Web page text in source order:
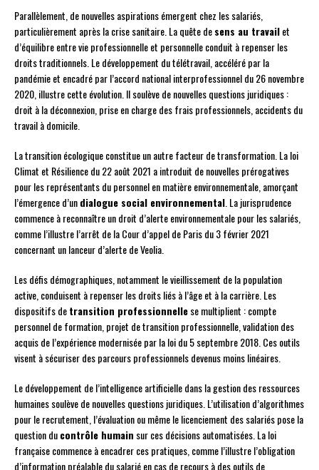
Parallèlement, de nouvelles aspirations émergent chez les salariés,
particulièrement après la crise sanitaire. La quête desens au travailet
d’équilibre entre vie professionnelle et personnelle conduit à repenser les
droits traditionnels. Le développement du télétravail, accéléré par la
pandémie et encadré par l’accord national interprofessionnel du 26 novembre
2020, illustre cette évolution. Il soulève de nouvelles questions juridiques :
droit à la déconnexion, prise en charge des frais professionnels, accidents du
travail à domicile.
La transition écologique constitue un autre facteur de transformation. La loi
Climat et Résilience du 22 août 2021 a introduit de nouvelles prérogatives
pour les représentants du personnel en matière environnementale, amorçant
l’émergence d’undialogue social environnemental . La jurisprudence
commence à reconnaître un droit d’alerte environnementale pour les salariés,
comme l’illustre l’arrêt de la Cour d’appel de Paris du 3 février 2021
concernant un lanceur d’alerte de Veolia.
Les défis démographiques, notamment le vieillissement de la population
active, conduisent à repenser les droits liés à l’âge et à la carrière. Les
dispositifs detransition professionnellese multiplient : compte
personnel de formation, projet de transition professionnelle, validation des
acquis de l’expérience modernisée par la loi du 5 septembre 2018. Ces outils
visent à sécuriser des parcours professionnels devenus moins linéaires.
Le développement de l’intelligence artificielle dans la gestion des ressources
humaines soulève de nouvelles questions juridiques. L’utilisation d’algorithmes
pour le recrutement, l’évaluation ou même le licenciement des salariés pose la
question ducontrôle humain sur ces décisions automatisées. La loi
française commence à encadrer ces pratiques, comme l’illustre l’obligation
d’information préalable du salarié en cas de recours à des outils de